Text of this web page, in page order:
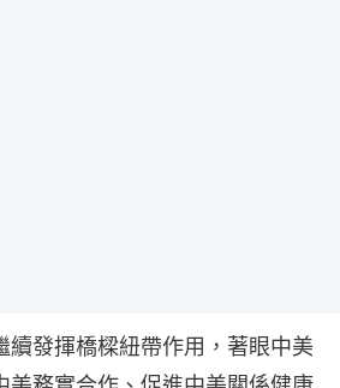
續發揮橋樑紐帶作用，著眼中美